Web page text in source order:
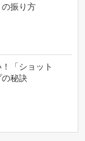
振り方
「ショット
秘訣